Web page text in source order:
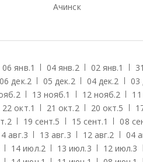
Ачинск
06 янв.1 04 янв.2 02 янв.1
06 дек.2 05 дек.2 04 дек.2 03
2 13 нояб.1 12 нояб.2
22 окт.1 21 окт.2 20 окт.5
2 19 сент.5 15 сент.1 08
авг.3 13 авг.3 12 авг.2 04
14 июл.2 13 июл.3 12 июл.3